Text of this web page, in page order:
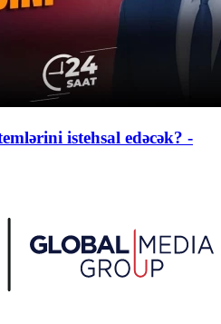
istehsal edəcək? -